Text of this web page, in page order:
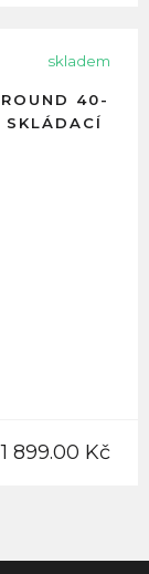
skladem
40-
1 899.00 Kč